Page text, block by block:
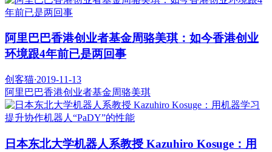
阿里巴巴香港创业者基金周骆美琪：如今香港创业
环境跟4年前已是两回事
创客猫·2019-11-13
阿里巴巴香港创业者基金周骆美琪
日本东北大学机器人系教授 Kazuhiro Kosuge：用